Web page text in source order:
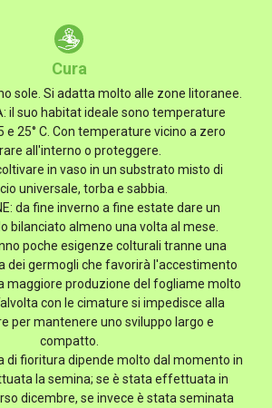
Cura
sole. Si adatta molto alle zone litoranee.
il suo habitat ideale sono temperature
e 25° C. Con temperature vicino a zero
all'interno o proteggere.
in vaso in un substrato misto di
universale, torba e sabbia.
da fine inverno a fine estate dare un
bilanciato almeno una volta al mese.
poche esigenze colturali tranne una
dei germogli che favorirà l'accestimento
maggiore produzione del fogliame molto
con le cimature si impedisce alla
per mantenere uno sviluppo largo e
compatto.
di fioritura dipende molto dal momento in
la semina; se è stata effettuata in
dicembre, se invece è stata seminata